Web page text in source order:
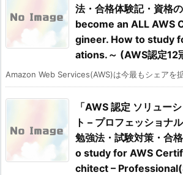
法・合格体験記・資格
become an ALL AWS
gineer. How to study
ations.～ (AWS認定12
Amazon Web Services(AWS)は今最もシェアを
「AWS 認定 ソリュー
ト – プロフェッショナ
勉強法・試験対策・合
o study for AWS
chitect –